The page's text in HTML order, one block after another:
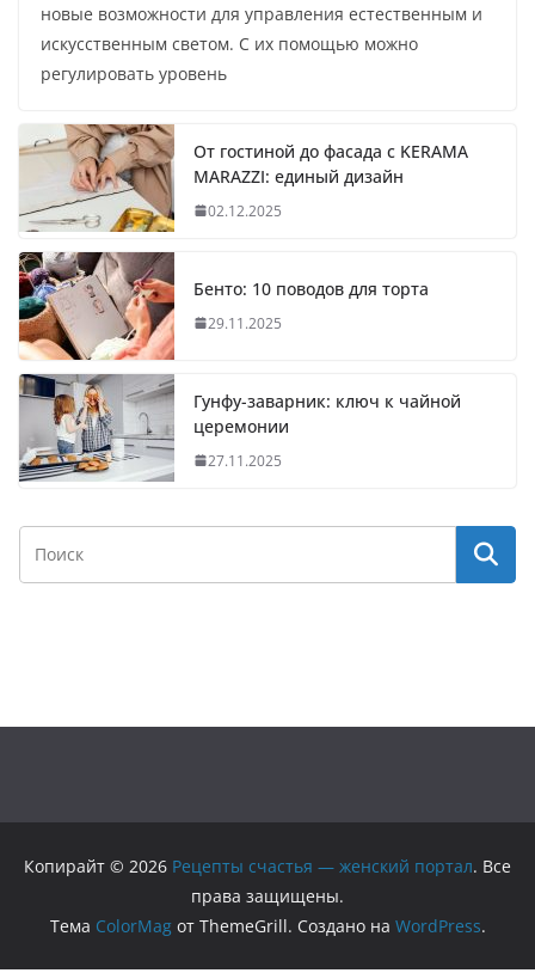
новые возможности для управления естественным и
искусственным светом. С их помощью можно
регулировать уровень
От гостиной до фасада с KERAMA
MARAZZI: единый дизайн
02.12.2025
Бенто: 10 поводов для торта
29.11.2025
Гунфу-заварник: ключ к чайной
церемонии
27.11.2025
Копирайт © 2026 Рецепты счастья — женский портал. Все
права защищены.
Тема ColorMagот ThemeGrill. Создано на WordPress.